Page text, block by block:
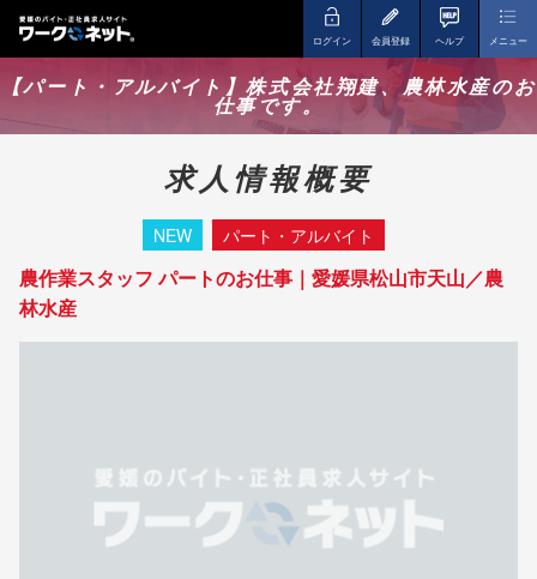
ログイン 会員登録 ヘルプ メニュー
【パート・アルバイト】株式会社翔建、農林水産のお
仕事です。
求人情報概要
NEW パート・アルバイト
農作業スタッフ パートのお仕事｜愛媛県松山市天山／農
林水産